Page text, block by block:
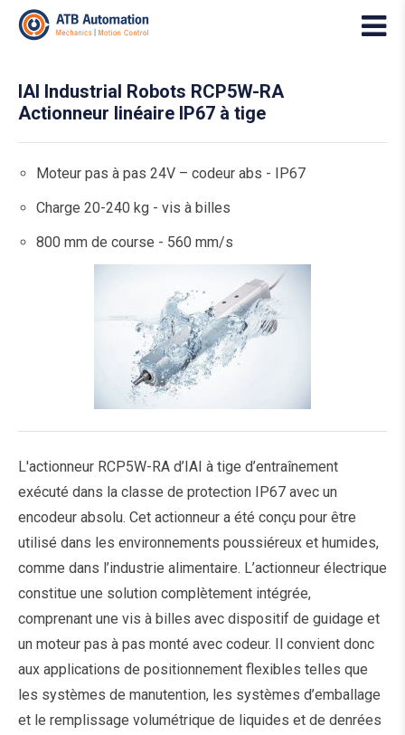
IAI Industrial Robots RCP5W-RA
Actionneur linéaire IP67 à tige
Moteur pas à pas 24V – codeur abs - IP67
Charge 20-240 kg - vis à billes
800 mm de course - 560 mm/s
L'actionneur RCP5W-RA d’IAI à tige d’entraînement
exécuté dans la classe de protection IP67 avec un
encodeur absolu. Cet actionneur a été conçu pour être
utilisé dans les environnements poussiéreux et humides,
comme dans l’industrie alimentaire. L’actionneur électrique
constitue une solution complètement intégrée,
comprenant une vis à billes avec dispositif de guidage et
un moteur pas à pas monté avec codeur. Il convient donc
aux applications de positionnement flexibles telles que
les systèmes de manutention, les systèmes d’emballage
et le remplissage volumétrique de liquides et de denrées